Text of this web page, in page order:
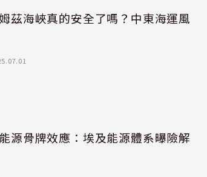
茲海峽真的安全了嗎？中東海運風
源骨牌效應：埃及能源體系曝險解